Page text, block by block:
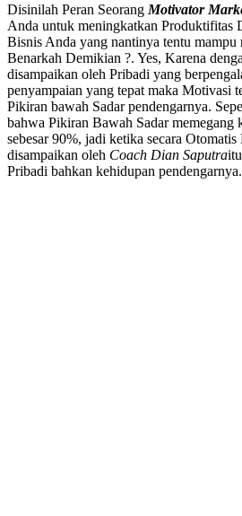
Disinilah Peran Seorang Motivator
Anda untuk meningkatkan Produktifitas
Bisnis Anda yang nantinya tentu mampu
Benarkah Demikian ?. Yes, Karena
disampaikan oleh Pribadi yang
penyampaian yang tepat maka Motivasi
Pikiran bawah Sadar pendengarnya.
bahwa Pikiran Bawah Sadar memegang
sebesar 90%, jadi ketika secara
disampaikan oleh Coach Dian Saputra
Pribadi bahkan kehidupan pendengarnya.